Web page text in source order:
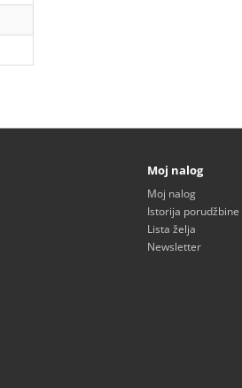
Moj nalog
Moj nalog
Istorija porudžbine
Lista želja
Newsletter